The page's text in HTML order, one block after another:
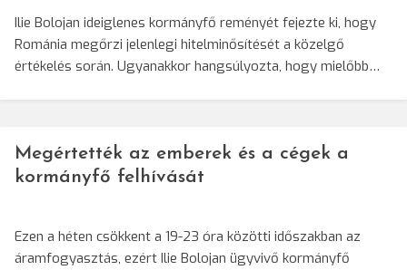
Ilie Bolojan ideiglenes kormányfő reményét fejezte ki, hogy
Románia megőrzi jelenlegi hitelminősítését a közelgő
értékelés során. Ugyanakkor hangsúlyozta, hogy mielőbb…
Megértették az emberek és a cégek a
kormányfő felhívását
Ezen a héten csökkent a 19-23 óra közötti időszakban az
áramfogyasztás, ezért Ilie Bolojan ügyvivő kormányfő